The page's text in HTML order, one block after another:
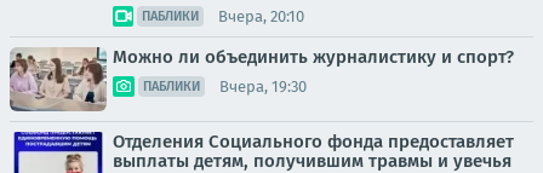
ПАБЛИКИ Вчера, 20:10
Можно ли объединить журналистику и спорт?
ПАБЛИКИ Вчера, 19:30
Отделения Социального фонда предоставляет
выплаты детям, получившим травмы и увечья